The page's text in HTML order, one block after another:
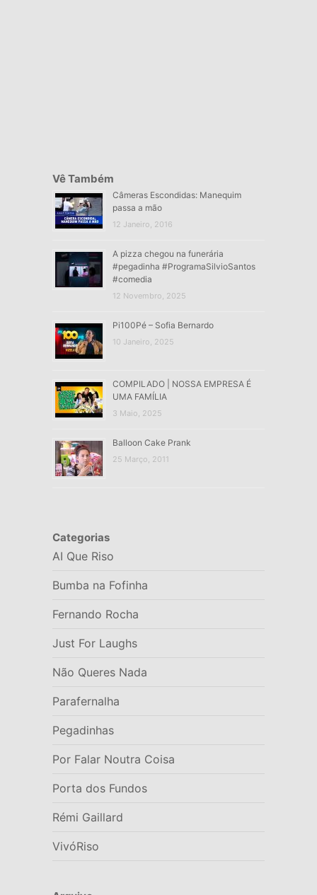
Vê Também
Câmeras Escondidas: Manequim
passa a mão
12 Janeiro, 2016
A pizza chegou na funerária
#pegadinha #ProgramaSilvioSantos
#comedia
12 Novembro, 2025
Pi100Pé – Sofia Bernardo
10 Janeiro, 2025
COMPILADO | NOSSA EMPRESA É
UMA FAMÍLIA
3 Maio, 2025
Balloon Cake Prank
25 Março, 2011
Categorias
AI Que Riso
Bumba na Fofinha
Fernando Rocha
Just For Laughs
Não Queres Nada
Parafernalha
Pegadinhas
Por Falar Noutra Coisa
Porta dos Fundos
Rémi Gaillard
VivóRiso